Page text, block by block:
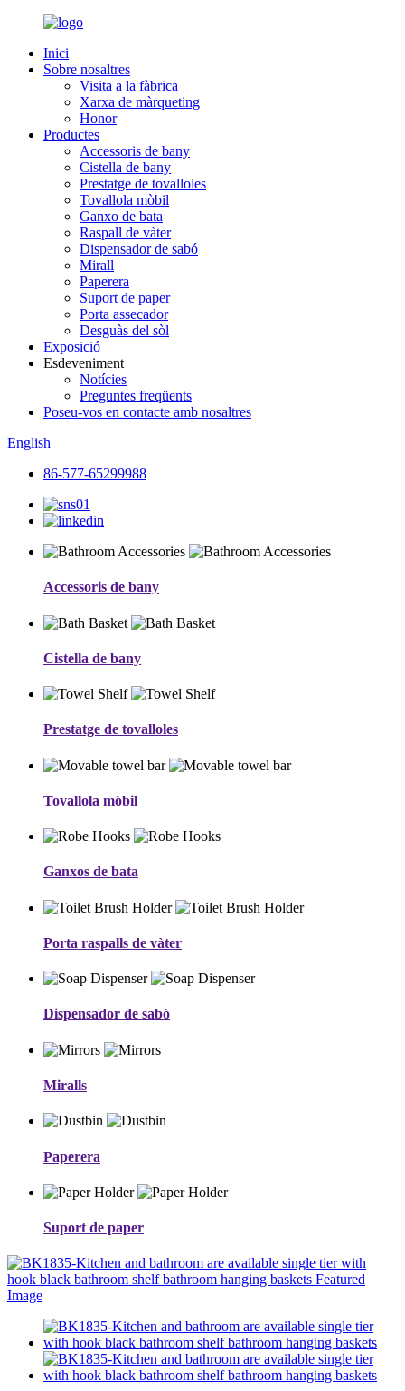
Inici
Sobre nosaltres
Visita a la fàbrica
Xarxa de màrqueting
Honor
Productes
Accessoris de bany
Cistella de bany
Prestatge de tovalloles
Tovallola mòbil
Ganxo de bata
Raspall de vàter
Dispensador de sabó
Mirall
Paperera
Suport de paper
Porta assecador
Desguàs del sòl
Exposició
Esdeveniment
Notícies
Preguntes freqüents
Poseu-vos en contacte amb nosaltres
English
86-577-65299988
Accessoris de bany
Cistella de bany
Prestatge de tovalloles
Tovallola mòbil
Ganxos de bata
Porta raspalls de vàter
Dispensador de sabó
Miralls
Paperera
Suport de paper